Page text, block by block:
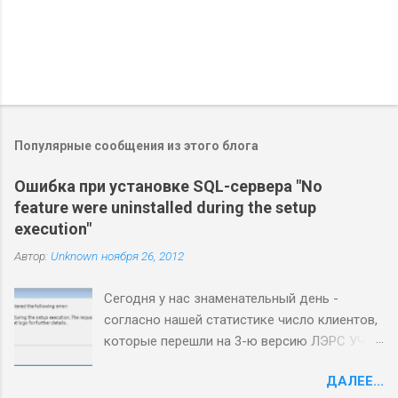
Популярные сообщения из этого блога
Ошибка при установке SQL-сервера "No
feature were uninstalled during the setup
execution"
Автор: Unknown ноября 26, 2012
Сегодня у нас знаменательный день -
согласно нашей статистике число клиентов,
которые перешли на 3-ю версию ЛЭРС УЧЕТ
миграции отработан, большинство клиентов
ДАЛЕЕ...